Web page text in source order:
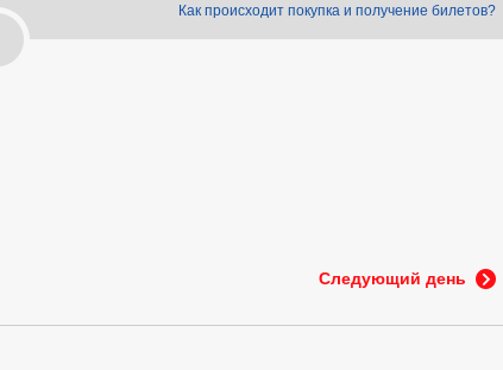
Как происходит покупка и получение билетов?
Следующий день